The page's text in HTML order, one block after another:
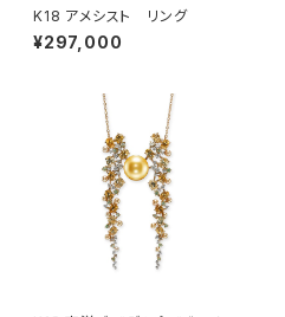
K18 アメシスト リング
¥297,000